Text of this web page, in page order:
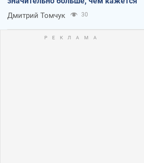
Дмитрий Томчук 30